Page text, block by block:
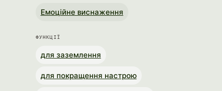
Емоційне виснаження
ФУНКЦІЇ
для заземлення
для покращення настрою